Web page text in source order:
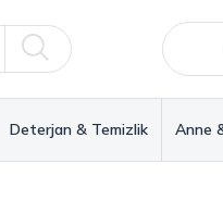
Deterjan & Temizlik Anne